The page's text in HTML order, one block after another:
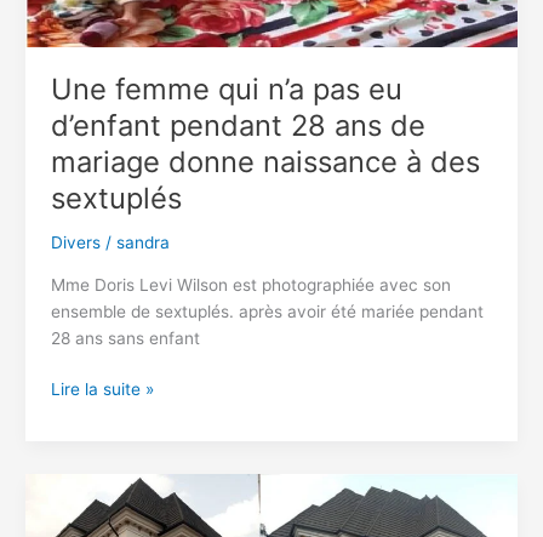
est
constamment
Une femme qui n’a pas eu
d’enfant pendant 28 ans de
mariage donne naissance à des
sextuplés
Divers/ sandra
Mme Doris Levi Wilson est photographiée avec son
ensemble de sextuplés. après avoir été mariée pendant
28 ans sans enfant
Une
eu
Lire la suite »